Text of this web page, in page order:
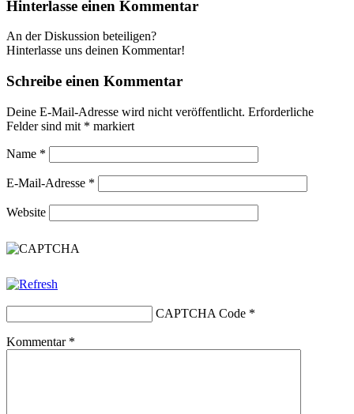
Hinterlasse einen Kommentar
An der Diskussion beteiligen?
Hinterlasse uns deinen Kommentar!
Schreibe einen Kommentar
Deine E-Mail-Adresse wird nicht veröffentlicht. Erforderliche
Felder sind mit * markiert
Name *
E-Mail-Adresse *
Website
CAPTCHA Code *
Kommentar *